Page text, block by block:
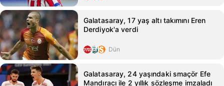
Galatasaray, 17 yaş altı takımını Eren
Derdiyok'a verdi
Dün
Galatasaray, 24 yaşındaki smaçör Efe
Mandıracı ile 2 yıllık sözleşme imzaladı